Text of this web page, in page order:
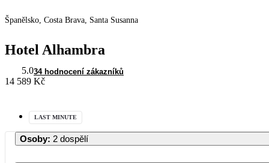
Španělsko, Costa Brava, Santa Susanna
Hotel Alhambra
5.034 hodnocení zákazníků
14 589 Kč
LAST MINUTE
Osoby: 2 dospělí